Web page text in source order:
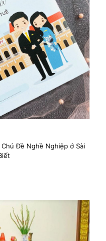
Đề Nghề Nghiệp ở Sài